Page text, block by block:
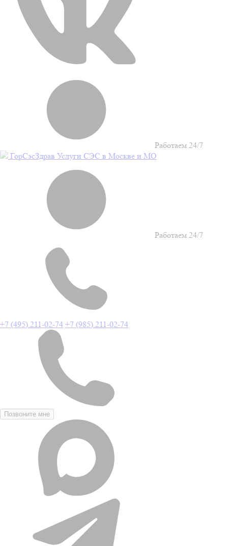
Работаем 24/7
ГорСэсЗдрав Услуги СЭС в Москве и МО
Работаем 24/7
+7 (495) 211-02-74 +7 (985) 211-02-74
Позвоните мне